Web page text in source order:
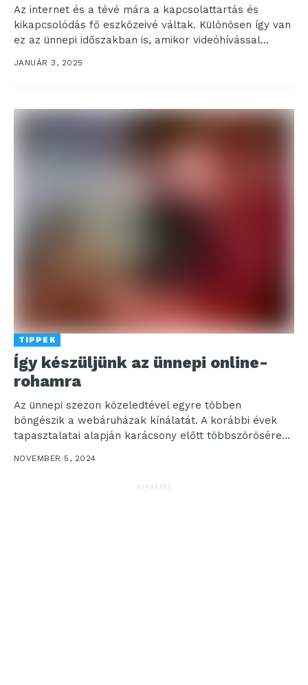
Az internet és a tévé mára a kapcsolattartás és
kikapcsolódás fő eszközeivé váltak. Különösen így van
ez az ünnepi időszakban is, amikor videóhívással...
JANUÁR 3, 2025
TIPPEK
Így készüljünk az ünnepi online-
rohamra
Az ünnepi szezon közeledtével egyre többen
böngészik a webáruházak kínálatát. A korábbi évek
tapasztalatai alapján karácsony előtt többszörösére
NOVEMBER 5, 2024
HIRDETÉS